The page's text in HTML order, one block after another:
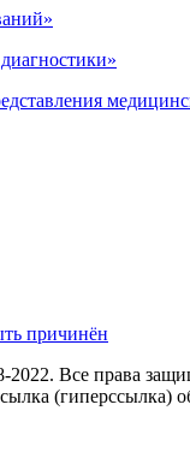
причинён
Все права
(гиперссылка)